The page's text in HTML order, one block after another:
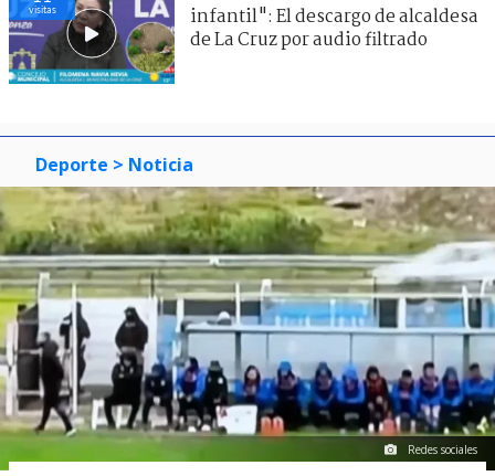
visitas
infantil": El descargo de alcaldesa
de La Cruz por audio filtrado
Deporte > Noticia
Redes sociales